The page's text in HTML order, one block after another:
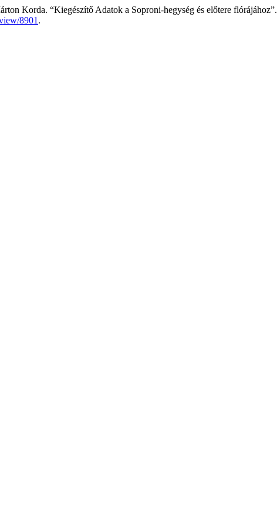
Korda. “Kiegészítő Adatok a Soproni-hegység és előtere flórájához”.
8901 .